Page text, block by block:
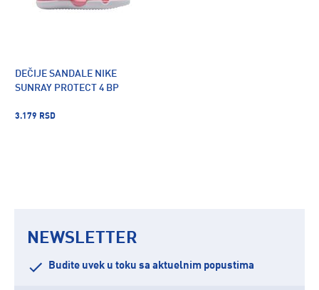
DEČIJE SANDALE NIKE
SUNRAY PROTECT 4 BP
3.179 RSD
NEWSLETTER
Budite uvek u toku sa aktuelnim popustima